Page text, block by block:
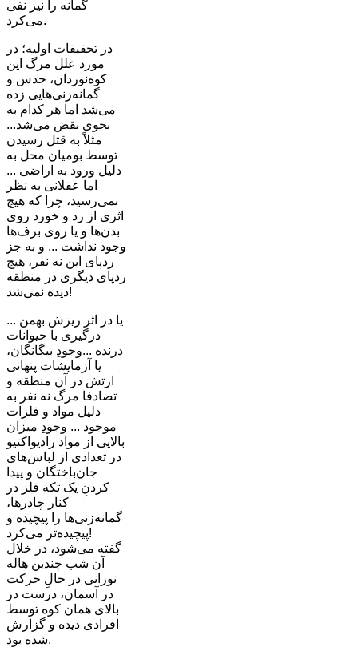
گمانه را نیز نفی
می‌کرد.
در تحقیقات اولیه؛ در
مورد علل مرگ این
کوه‌نوردان، حدس‌ و
گمانه‌زنی‌هایی زده
می‌شد اما هر کدام به
نحوی نقض می‌شد...
مثلاً به قتل رسیدن
توسط بومیان محل به
دلیل ورود به اراضی ...
اما عقلانی به نظر
نمی‌رسید، چرا که هیچ
اثری از زد و خورد روی
بدن‌ها و یا روی برف‌ها
وجود نداشت ... و به جز
ردپای این نه نفر، هیچ
ردپای دیگری در منطقه
دیده نمی‌شد!
یا در اثر ریزش بهمن ...
درگیری با حیوانات
درنده ...وجودِ بیگانگان،
یا آزمایشات پنهانی
ارتش در آن منطقه و
تصادفا مرگ نه نفر به
دلیل مواد و فلزات
موجود ... وجودِ میزان
بالایی از مواد رادیواکتیو
در تعدادی از لباس‌های
جان‌باختگان و پیدا
کردنِ یک تکه فلز در
کنار چادرها،
گمانه‌زنی‌ها را پیچیده و
پیچیده‌تر می‌کرد!
گفته می‌شود، در خلال
آن شب چندین هاله
نورانی در حالِ حرکت
در آسمان، درست در
بالای همان کوه توسط
افرادی دیده و گزارش
شده بود.